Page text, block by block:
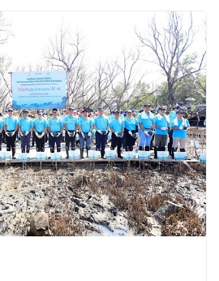
ภัณฑ์ท้องถิ่นสู่ตลาดเชิง
างยั่งยืน
กไม้สี่มุมเมือง” ศูนย์รวมดอกไม้
ม้ประดิษฐ์ พวงมาลัย และสังฆ
งจร ขอเชิญเลือกซื้อมาลัย
วัญต้อนรับวันแม่ เปิดให้
วันตลอด 24 ชั่วโมง
องไทย ส่งอุปกรณ์วิทยาศาสตร์
ฝีมือคนไทย ร่วมภารกิจ
งจันทร์ 24 สิงหาคมนี้